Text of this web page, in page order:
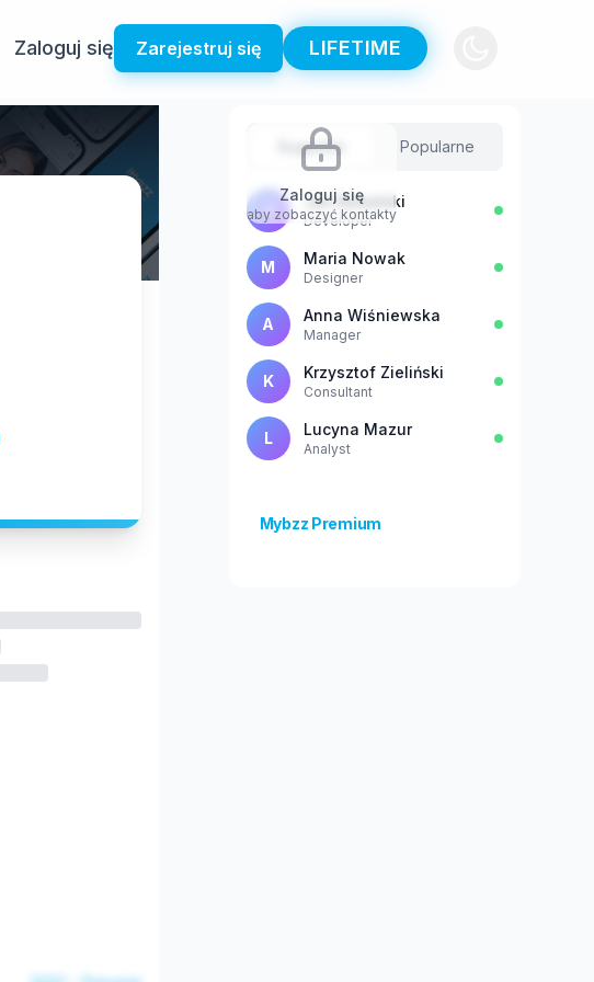
Zaloguj się Zarejestruj się LIFETIME
Zaloguj się
aby zobaczyć kontakty
Sugestie Popularne
J Jan Kowalski
Developer
M Maria Nowak
Designer
A Anna Wiśniewska
Manager
K Krzysztof Zieliński
Consultant
L Lucyna Mazur
Analyst
Mybzz Premium